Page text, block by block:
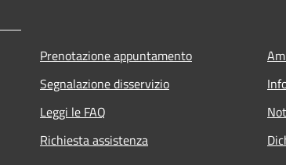
Prenotazione appuntamento
Segnalazione disservizio
Leggi le FAQ
Richiesta assistenza